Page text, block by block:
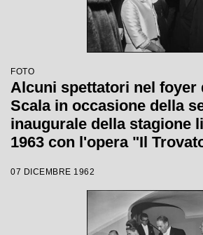
FOTO
Alcuni spettatori nel foyer
Scala in occasione della
inaugurale della stagione
1963 con l'opera "Il
Gavazzeni, con la regia di
07 DICEMBRE 1962